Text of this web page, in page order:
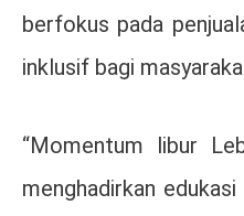
berfokus pada
inklusif bagi
“Momentum libur
menghadirkan